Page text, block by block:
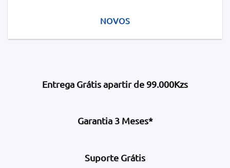
NOVOS
Entrega Grátis apartir de 99.000Kzs
Garantia 3 Meses*
Suporte Grátis